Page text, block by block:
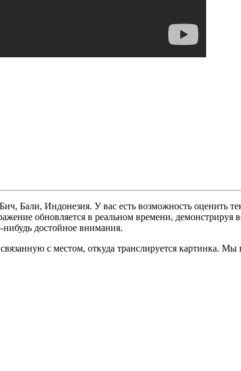
Бали, Индонезия. У вас есть возможность оценить
обновляется в реальном времени,
нибудь достойное внимания.
с местом, откуда транслируется картинка.